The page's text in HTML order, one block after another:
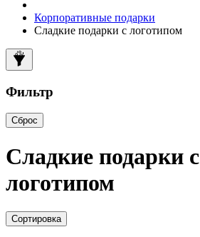
Корпоративные подарки
Сладкие подарки с логотипом
Фильтр
Сброс
Сладкие подарки с
логотипом
Сортировка